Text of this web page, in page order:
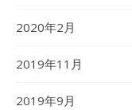
2020年2月
2019年11月
2019年9月